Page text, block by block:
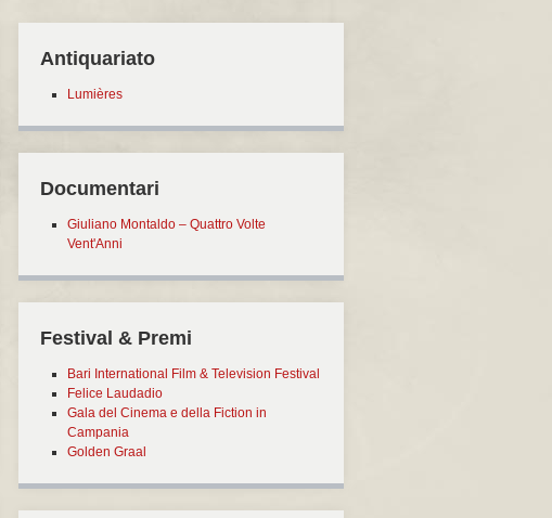
Antiquariato
Lumières
Documentari
Giuliano Montaldo – Quattro Volte
Vent'Anni
Festival & Premi
Bari International Film & Television Festival
Felice Laudadio
Gala del Cinema e della Fiction in
Campania
Golden Graal